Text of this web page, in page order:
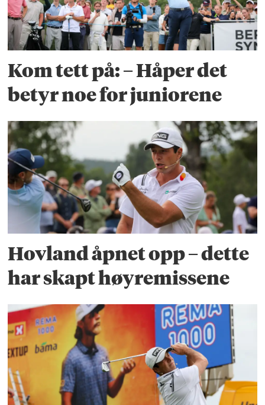
Kom tett på: – Håper det
betyr noe for juniorene
Hovland åpnet opp – dette
har skapt høyremissene